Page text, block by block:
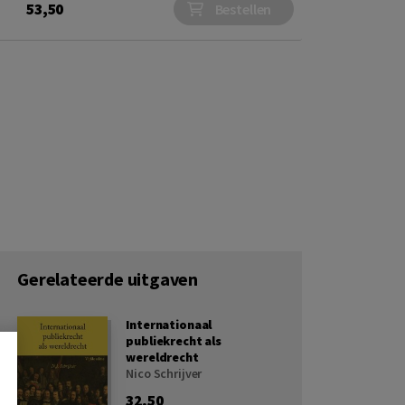
53,50
Gerelateerde uitgaven
Internationaal
publiekrecht als
wereldrecht
Nico Schrijver
32,50